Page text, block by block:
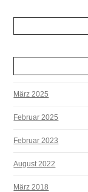
März 2025
Februar 2025
Februar 2023
August 2022
März 2018